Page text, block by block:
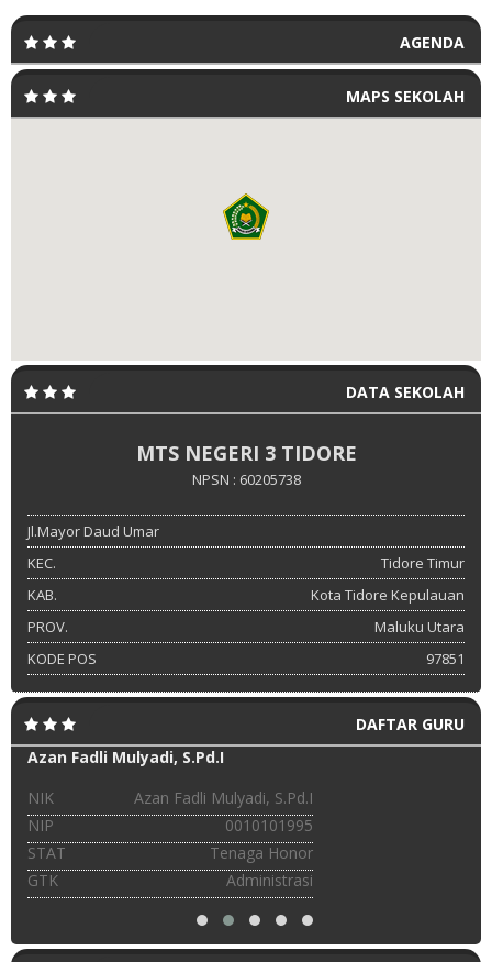
AGENDA
MAPS SEKOLAH
DATA SEKOLAH
MTS NEGERI 3 TIDORE
NPSN : 60205738
Jl.Mayor Daud Umar
KEC.
Tidore Timur
KAB.
Kota Tidore Kepulauan
PROV.
Maluku Utara
KODE POS
97851
DAFTAR GURU
Azan Fadli Mulyadi, S.Pd.I
NIK
Azan Fadli Mulyadi, S.Pd.I
NIP
0010101995
STAT
Tenaga Honor
GTK
Administrasi